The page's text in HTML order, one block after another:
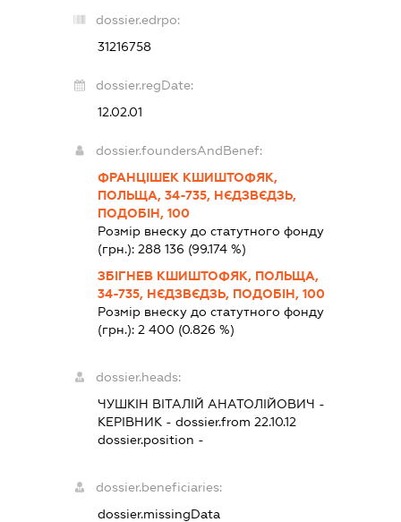
dossier.edrpo:
31216758
dossier.regDate:
12.02.01
dossier.foundersAndBenef:
ФРАНЦІШЕК КШИШТОФЯК,
ПОЛЬЩА, 34-735, НЄДЗВЄДЗЬ,
ПОДОБІН, 100
Розмір внеску до статутного фонду
(грн.): 288 136 (99.174 %)
ЗБІГНЕВ КШИШТОФЯК, ПОЛЬЩА,
34-735, НЄДЗВЄДЗЬ, ПОДОБІН, 100
Розмір внеску до статутного фонду
(грн.): 2 400 (0.826 %)
dossier.heads:
ЧУШКІН ВІТАЛІЙ АНАТОЛІЙОВИЧ -
КЕРІВНИК - dossier.from 22.10.12
dossier.position -
dossier.beneficiaries:
dossier.missingData